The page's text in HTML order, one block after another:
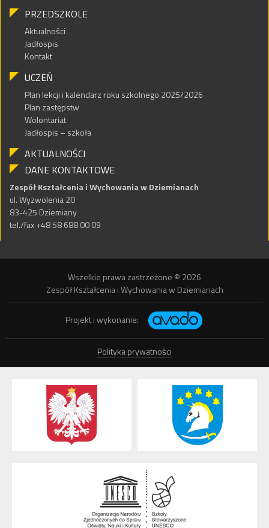
PRZEDSZKOLE
Aktualności
Jadłospis
Kontakt
UCZEŃ
Plan lekcji i kalendarz roku szkolnego 2025/2026
Plan zastępstw
Wolontariat
Jadłospis – szkoła
AKTUALNOŚCI
DANE KONTAKTOWE
Zespół Kształcenia i Wychowania w Dziemianach
ul. Wyzwolenia 20
83-425 Dziemiany
tel./fax +48 58 688 00 09
Wszelkie prawa zastrzeżone © 2026
Zespół Kształcenia i Wychowania w Dziemianach
Projekt i wykonanie:
Polityka prywatności